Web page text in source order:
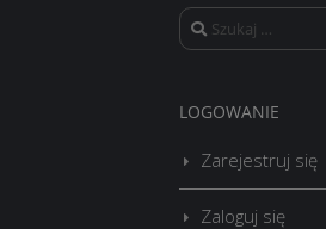
Szukaj:
LOGOWANIE
Zarejestruj się
Zaloguj się